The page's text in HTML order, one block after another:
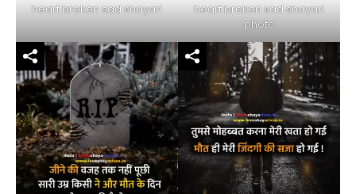
heart broken sad shayari
heart broken sad shayari
photo